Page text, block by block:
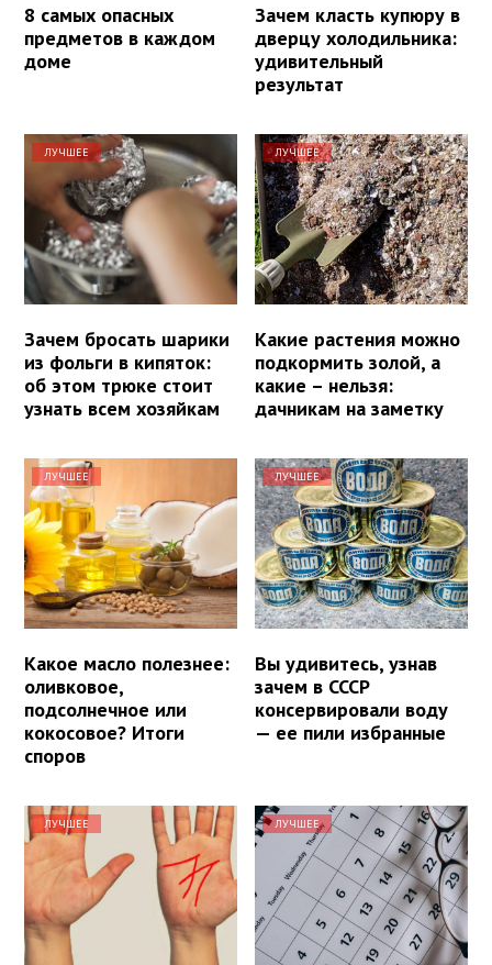
8 самых опасных
предметов в каждом
доме
Зачем класть купюру в
дверцу холодильника:
удивительный
результат
ЛУЧШЕЕ
Зачем бросать шарики
из фольги в кипяток:
об этом трюке стоит
узнать всем хозяйкам
ЛУЧШЕЕ
Какие растения можно
подкормить золой, а
какие – нельзя:
дачникам на заметку
ЛУЧШЕЕ
Какое масло полезнее:
оливковое,
подсолнечное или
кокосовое? Итоги
споров
ЛУЧШЕЕ
Вы удивитесь, узнав
зачем в СССР
консервировали воду
— ее пили избранные
ЛУЧШЕЕ ЛУЧШЕЕ